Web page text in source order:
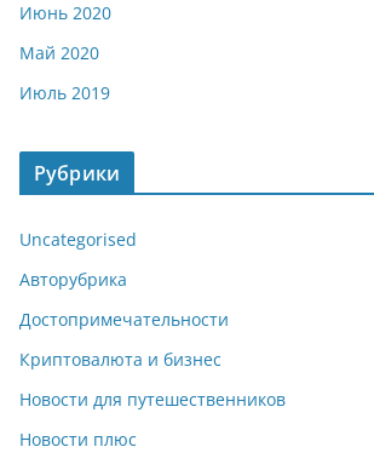
Июнь 2020
Май 2020
Июль 2019
Рубрики
Uncategorised
Авторубрика
Достопримечательности
Криптовалюта и бизнес
Новости для путешественников
Новости плюс